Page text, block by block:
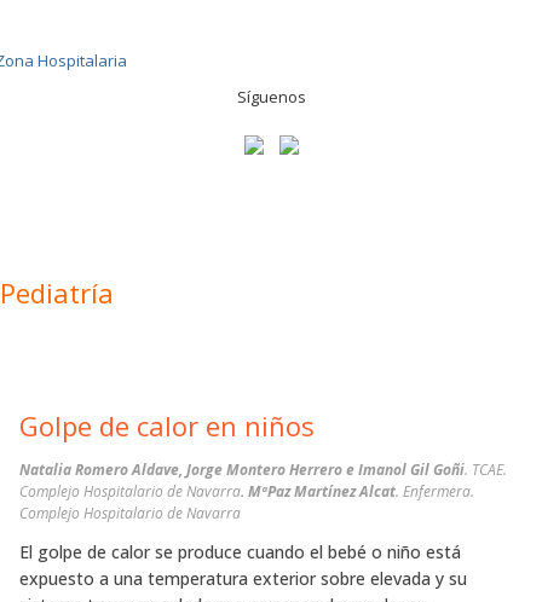
Síguenos
Pediatría
Golpe de calor en niños
Natalia Romero Aldave, Jorge Montero Herrero e Imanol Gil Goñi. TCAE.
Complejo Hospitalario de Navarra. MªPaz Martínez Alcat. Enfermera.
Complejo Hospitalario de Navarra
El golpe de calor se produce cuando el bebé o niño está
expuesto a una temperatura exterior sobre elevada y su